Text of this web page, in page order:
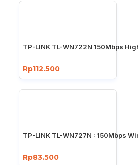
TP-LINK TL-WN722N 150Mbps
Rp112.500
TP-LINK TL-WN727N : 150Mbps
Rp83.500